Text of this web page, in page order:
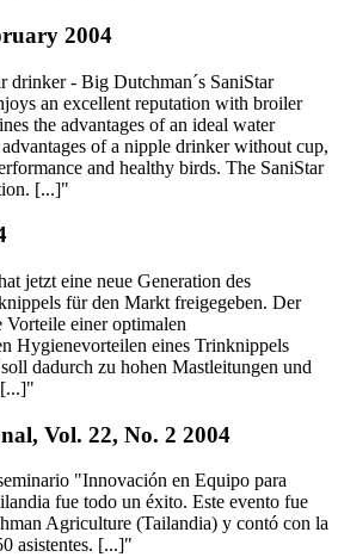
2004
drinker - Big Dutchman´s SaniStar
an excellent reputation with broiler
the advantages of an ideal water
of a nipple drinker without cup,
and healthy birds. The SaniStar
[...]"
jetzt eine neue Generation des
für den Markt freigegeben. Der
einer optimalen
Hygienevorteilen eines Trinknippels
dadurch zu hohen Mastleitungen und
[...]"
Vol. 22, No. 2 2004
"Innovación en Equipo para
fue todo un éxito. Este evento fue
Agriculture (Tailandia) y contó con la
asistentes. [...]"